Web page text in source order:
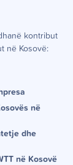
kontribut
në Kosovë:
në
dhe
në Kosovë